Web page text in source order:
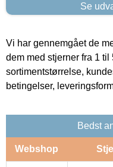
Se
Vi har gennemgået de
dem med stjerner fra 1
sortimentstørrelse,
betingelser,
Bedst
Webshop